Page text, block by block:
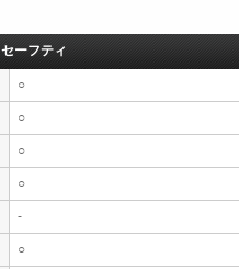
セーフティ
○
○
○
○
-
○